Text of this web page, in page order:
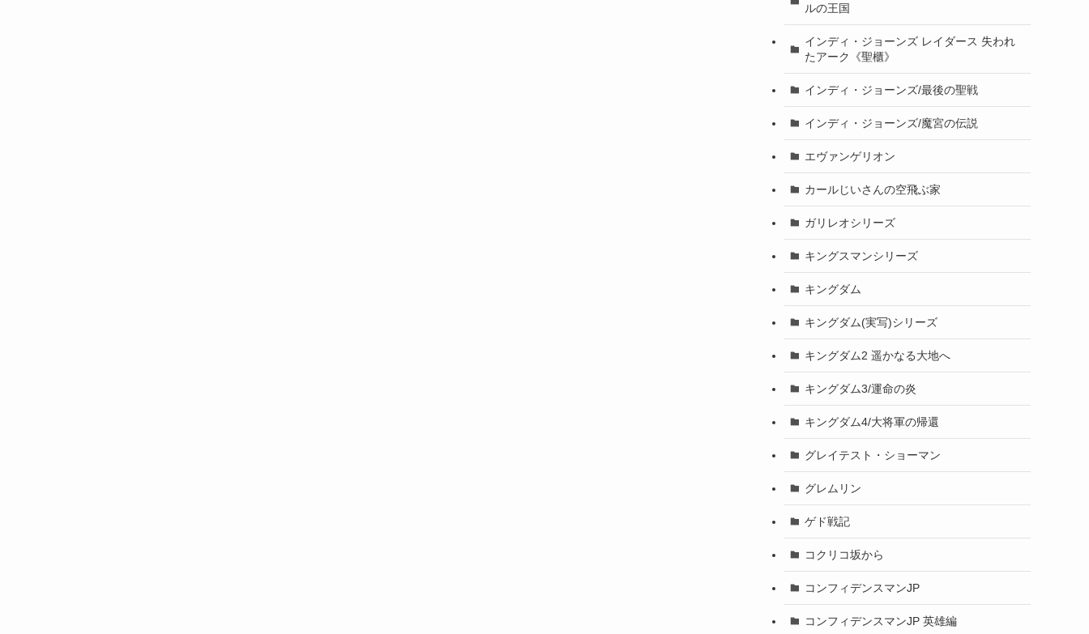
ルの王国
インディ・ジョーンズ レイダース 失われ
たアーク《聖櫃》
インディ・ジョーンズ/最後の聖戦
インディ・ジョーンズ/魔宮の伝説
エヴァンゲリオン
カールじいさんの空飛ぶ家
ガリレオシリーズ
キングスマンシリーズ
キングダム
キングダム(実写)シリーズ
キングダム2 遥かなる大地へ
キングダム3/運命の炎
キングダム4/大将軍の帰還
グレイテスト・ショーマン
グレムリン
ゲド戦記
コクリコ坂から
コンフィデンスマンJP
コンフィデンスマンJP 英雄編